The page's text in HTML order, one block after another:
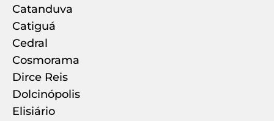
Catanduva
Catiguá
Cedral
Cosmorama
Dirce Reis
Dolcinópolis
Elisiário